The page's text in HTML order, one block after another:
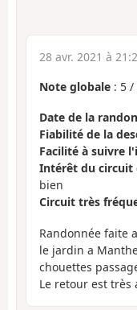
28 avr. 2021 à
Note globale : 5 /
Date de la
Fiabilité de la
Facilité à suivre
Intérêt du circuit
bien
Circuit très
Randonnée faite
le jardin a
chouettes
Le retour est très